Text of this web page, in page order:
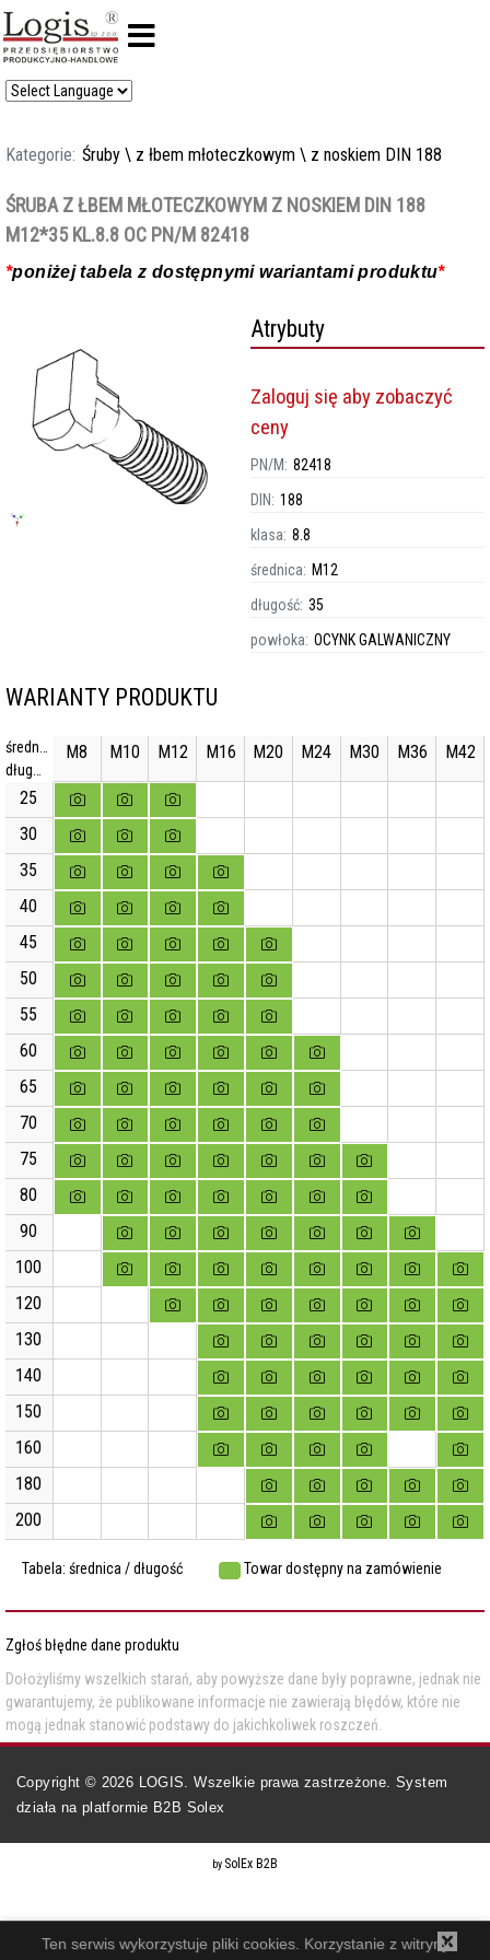
Kategorie: Śruby \ z łbem młoteczkowym \ z noskiem DIN 188
ŚRUBA Z ŁBEM MŁOTECZKOWYM Z NOSKIEM DIN 188
M12*35 KL.8.8 OC PN/M 82418
*poniżej tabela z dostępnymi wariantami produktu*
Atrybuty
Zaloguj się aby zobaczyć
ceny
PN/M: 82418
DIN: 188
klasa: 8.8
średnica: M12
długość: 35
powłoka: OCYNK GALWANICZNY
WARIANTY PRODUKTU
długość
M8 M10 M12 M16 M20 M24 M30 M36 M42
25
30
35
40
45
50
55
60
65
70
75
80
90
100
120
130
140
150
160
180
200
Tabela: średnica / długość Towar dostępny na zamówienie
Zgłoś błędne dane produktu
Dołożyliśmy wszelkich starań, aby powyższe dane były poprawne, jednak nie
gwarantujemy, że publikowane informacje nie zawierają błędów, które nie
mogą jednak stanowić podstawy do jakichkoliwek roszczeń.
Copyright © 2026 LOGIS. Wszelkie prawa zastrzeżone. System
działa na platformie B2B Solex
by SolEx B2B
Ten serwis wykorzystuje pliki cookies. Korzystanie z witryny